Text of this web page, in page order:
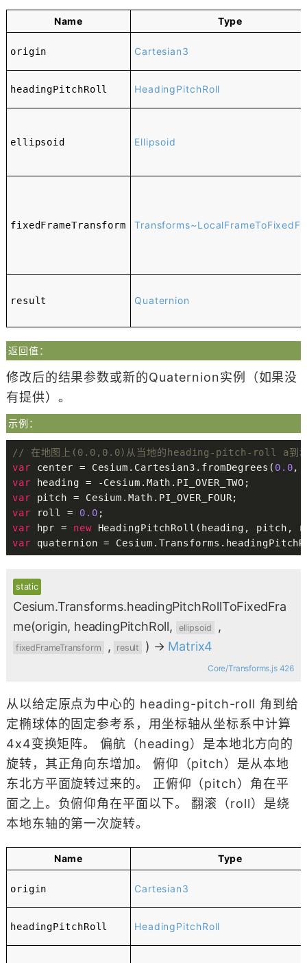
Name Type
origin Cartesian3
headingPitchRoll HeadingPitchRoll
ellipsoid Ellipsoid
fixedFrameTransform
result Quaternion
返回值：
修改后的结果参数或新的Quaternion实例（如果没
有提供）。
示例：
// 在地图上(0.0,0.0)从当地的heading-pitch-roll a到
var center = Cesium . Cartesian3 . fromDegrees ( 0.0,
var heading = -Cesium . Math . PI_OVER_TWO ;
var pitch = Cesium .Math . PI_OVER_FOUR;
var roll = 0.0 ;
var hpr = new HeadingPitchRoll ( heading , pitch ,
var quaternion = Cesium . Transforms .
static
Cesium.Transforms.headingPitchRollToFixedFra
me(origin, headingPitchRoll, ellipsoid ,
fixedFrameTransform , result ) → Matrix4
Core/Transforms.js 426
从以给定原点为中心的 heading-pitch-roll 角到给
定椭球体的固定参考系，用坐标轴从坐标系中计算
4x4变换矩阵。 偏航（heading）是本地北方向的
旋转，其正角向东增加。 俯仰（pitch）是从本地
东北方平面旋转过来的。 正俯仰（pitch）角在平
面之上。负俯仰角在平面以下。 翻滚（roll）是绕
本地东轴的第一次旋转。
Name Type
origin Cartesian3
headingPitchRoll HeadingPitchRoll